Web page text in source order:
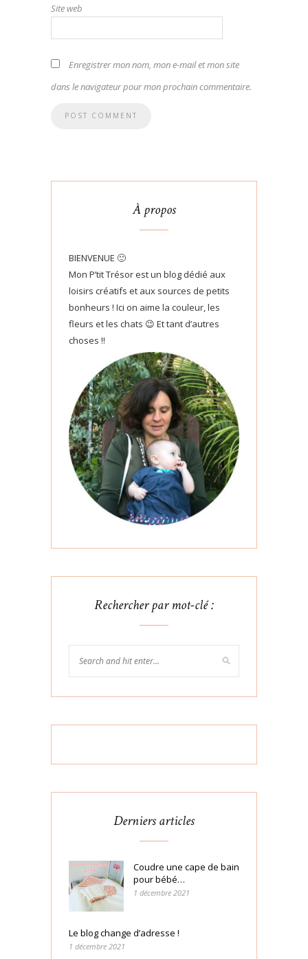
Site web
Enregistrer mon nom, mon e-mail et mon site
dans le navigateur pour mon prochain commentaire.
À propos
BIENVENUE 🙂
Mon P’tit Trésor est un blog dédié aux
loisirs créatifs et aux sources de petits
bonheurs ! Ici on aime la couleur, les
fleurs et les chats 😉 Et tant d’autres
choses !!
Rechercher par mot-clé :
Derniers articles
Coudre une cape de bain
pour bébé…
1 décembre 2021
Le blog change d’adresse !
1 décembre 2021